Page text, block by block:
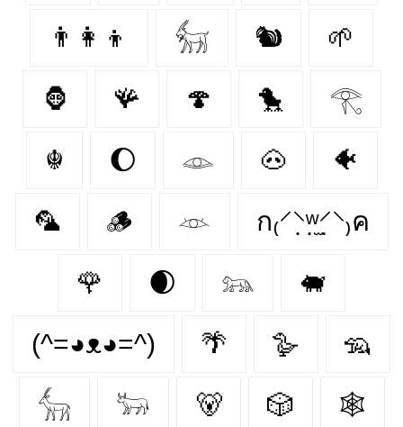
👨‍👩‍👦 𓃶 🐿 🌱
🦍 🪸 🍄‍ 🐤 𓂀
☬ 🌔 𓁼 🐽 🐠
🦜 🪵 𓁺 ก₍⸍⸌̣ʷ̣̫⸍̣⸌₎ค
🌹 🌒 𓃬 🐖
(^=◕ᴥ◕=^) 🌴 🪿 🦡
𓃲 𓃽 🐻 🎲 🕸️